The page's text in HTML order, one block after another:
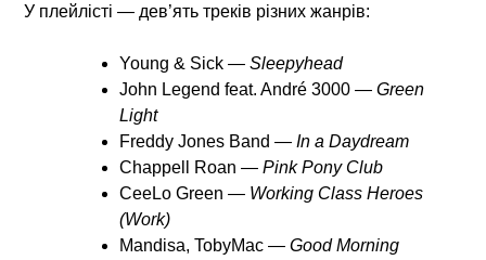
У плейлісті — дев’ять треків різних жанрів:
Young & Sick —Sleepyhead
John Legend feat. André 3000 —Green
Light
Freddy Jones Band —In a Daydream
Chappell Roan —Pink Pony Club
CeeLo Green — Working Class Heroes
(Work)
Mandisa, TobyMac —Good Morning